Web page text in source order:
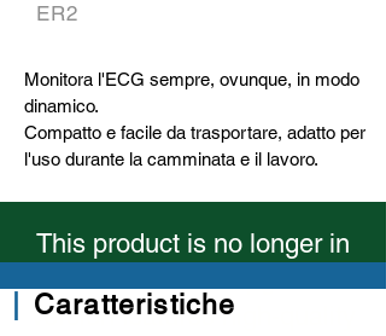
ER2
Monitora l'ECG sempre, ovunque, in modo
dinamico.
Compatto e facile da trasportare, adatto per
l'uso durante la camminata e il lavoro.
This product is no longer in
version features high-quality
Caratteristiche